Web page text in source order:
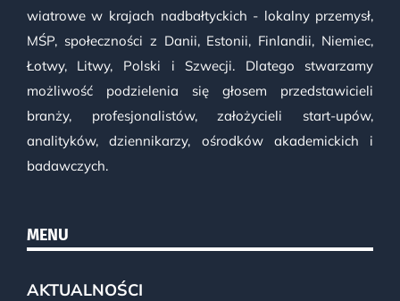
wiatrowe w krajach nadbałtyckich - lokalny przemysł,
MŚP, społeczności z Danii, Estonii, Finlandii, Niemiec,
Łotwy, Litwy, Polski i Szwecji. Dlatego stwarzamy
możliwość podzielenia się głosem przedstawicieli
branży, profesjonalistów, założycieli start-upów,
analityków, dziennikarzy, ośrodków akademickich i
badawczych.
MENU
AKTUALNOŚCI